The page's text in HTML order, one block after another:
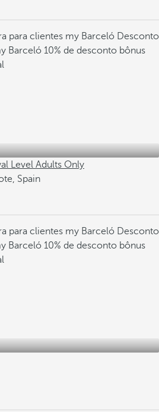
para clientes my Barceló Desconto
Barceló 10% de desconto bônus
Level Adults Only
Spain
para clientes my Barceló Desconto
Barceló 10% de desconto bônus